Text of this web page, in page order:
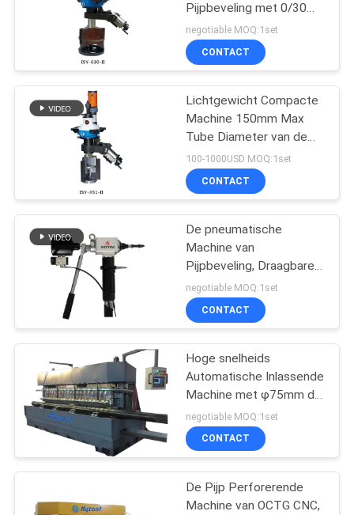
Circulaire naad
lassen machine
21
booglassenmachine
laser lasapparaat
Pijpbeveling met 0/30
Graad Schuine randhoek
negotiable MOQ:1set
CONTACT
Lichtgewicht Compacte
Machine 150mm Max
Tube Diameter van de
Buisschuine rand 50 -
1000mm Schuine
randlengte
100-1000USD MOQ:1set
CONTACT
De pneumatische
Machine van
Pijpbeveling, Draagbare
Waaier 1240mm van
Pijpbeveler OD
negotiable MOQ:1set
CONTACT
Hoge snelheids
Automatische Inlassende
Machine met φ75mm de
Diameter van de
Malensnijder
negotiable MOQ:1set
CONTACT
De Pijp Perforerende
Machine van OCTG CNC,